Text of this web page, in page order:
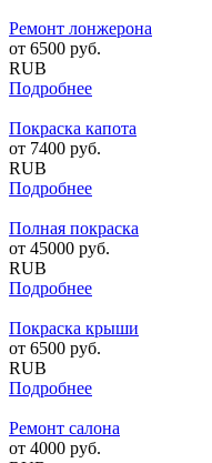
Ремонт лонжерона
от 6500 руб.
RUB
Подробнее
Покраска капота
от 7400 руб.
RUB
Подробнее
Полная покраска
от 45000 руб.
RUB
Подробнее
Покраска крыши
от 6500 руб.
RUB
Подробнее
Ремонт салона
от 4000 руб.